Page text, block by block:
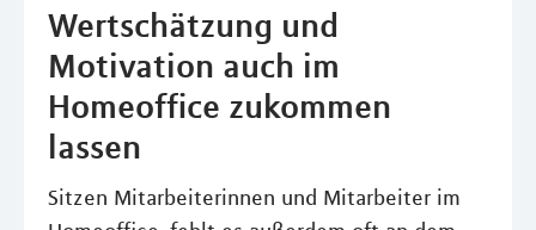
Wertschätzung und
Motivation auch im
Homeoffice zukommen
lassen
Sitzen Mitarbeiterinnen und Mitarbeiter im